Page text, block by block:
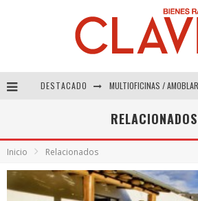
DESTACADO
RELACIONADOS
Inicio Relacionados